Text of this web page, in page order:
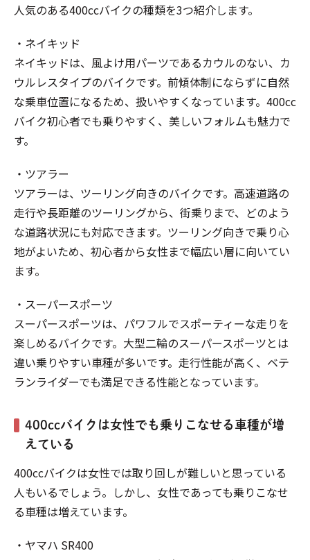
人気のある400ccバイクの種類を3つ紹介します。
・ネイキッド
ネイキッドは、風よけ用パーツであるカウルのない、カ
ウルレスタイプのバイクです。前傾体制にならずに自然
な乗車位置になるため、扱いやすくなっています。400cc
バイク初心者でも乗りやすく、美しいフォルムも魅力で
す。
・ツアラー
ツアラーは、ツーリング向きのバイクです。高速道路の
走行や長距離のツーリングから、街乗りまで、どのよう
な道路状況にも対応できます。ツーリング向きで乗り心
地がよいため、初心者から女性まで幅広い層に向いてい
ます。
・スーパースポーツ
スーパースポーツは、パワフルでスポーティーな走りを
楽しめるバイクです。大型二輪のスーパースポーツとは
違い乗りやすい車種が多いです。走行性能が高く、ベテ
ランライダーでも満足できる性能となっています。
400ccバイクは女性でも乗りこなせる車種が増
えている
400ccバイクは女性では取り回しが難しいと思っている
人もいるでしょう。しかし、女性であっても乗りこなせ
る車種は増えています。
・ヤマハ SR400